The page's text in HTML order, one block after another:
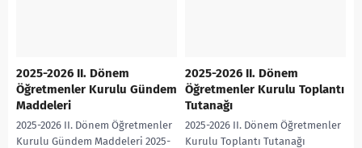
2025-2026 II. Dönem
Öğretmenler Kurulu Gündem
Maddeleri
2025-2026 II. Dönem Öğretmenler
Kurulu Gündem Maddeleri 2025-
2025-2026 II. Dönem
Öğretmenler Kurulu Toplantı
Tutanağı
2025-2026 II. Dönem Öğretmenler
Kurulu Toplantı Tutanağı